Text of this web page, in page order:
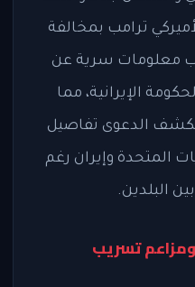
ترامب بمخالفة
معلومات سرية عن
الإيرانية، مما
الدعوى تفاصيل
المتحدة وإيران رغم
البلدين.
تسريب